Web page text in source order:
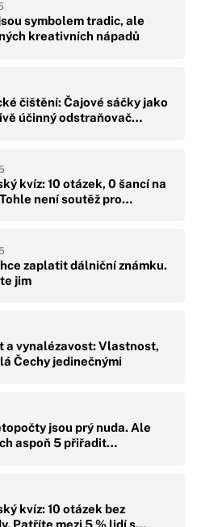
symbolem tradic, ale
kreativních nápadů
čištění: Čajové sáčky jako
účinný odstraňovač…
kvíz: 10 otázek, 0 šancí na
není soutěž pro…
zaplatit dálniční známku.
jim
a vynalézavost: Vlastnost,
Čechy jedinečnými
jsou prý nuda. Ale
aspoň 5 přiřadit…
kvíz: 10 otázek bez
Patříte mezi 5 % lidí s…